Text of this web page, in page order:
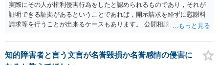
実際にその人が権利侵害行為をしたと認められるものであり，それが
証明できる証拠があるということであれば，開示請求を経ずに慰謝料
請求等を行うことが出来るケースもあります。 公開相談の場では回答
に個別に相談されると良いでしょう。
知的障害者と言う文言が名誉毀損か名誉感情の侵害に